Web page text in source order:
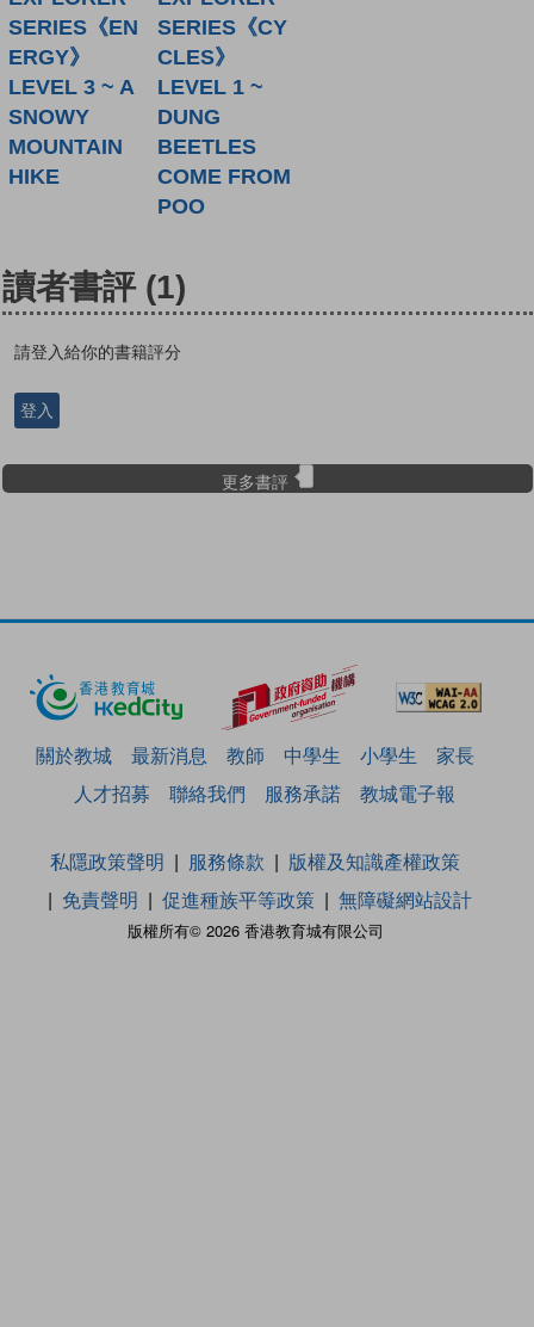
SERIES《EN
ERGY》
LEVEL 3 ~ A
SNOWY
MOUNTAIN
HIKE
SERIES《CY
CLES》
LEVEL 1 ~
DUNG
BEETLES
COME FROM
POO
讀者書評 (1)
請登入給你的書籍評分
登入
更多書評
關於教城 最新消息 教師 中學生 小學生
家長
人才招募
聯絡我們 服務承諾 教城電子報
版權所有© 2026 香港教育城有限公司
私隱政策聲明 服務條款
版權及知識產權政策
免責聲明
促進種族平等政策 無障礙網站設計